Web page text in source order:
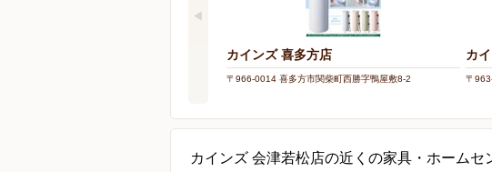
カインズ 喜多方店
〒966-0014 喜多方市関柴町西勝字鴨屋敷8-2
カ
〒
カインズ 会津若松店の近くの家具・ホームセ